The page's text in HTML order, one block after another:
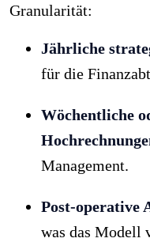
Granularität:
Jährliche
für die
Wöchentliche
Management.
Post-operative
was das Modell